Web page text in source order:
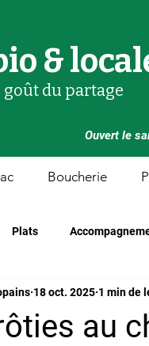
&
du partage
Ouvert le
Boucherie
Plats
au
18 oct. 2025 1 min de